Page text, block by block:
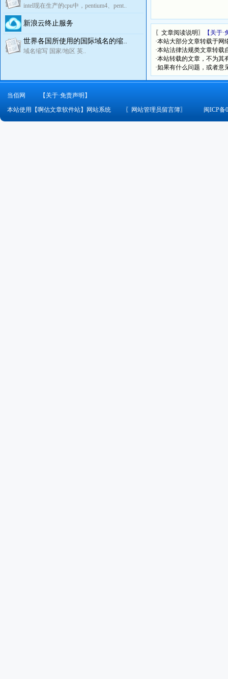
intel现在生产的cpu中，pentium4、pent..
新浪云终止服务
世界各国所使用的国际域名的缩..
域名缩写 国家/地区 英..
〖文章阅读说明〗
【关于
·本站大部分文章转载于
·本站法律法规类文章转
·本站转载的文章，不为
·如果有什么问题，或者意
当佰网
【关于·免责声明】
本站使用【啊估文章软件站】网站系统
〖 网站管理员留言簿〗 闽ICP备